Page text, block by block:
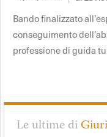
Bando finalizzato
conseguimento
professione di guida
Le ultime di